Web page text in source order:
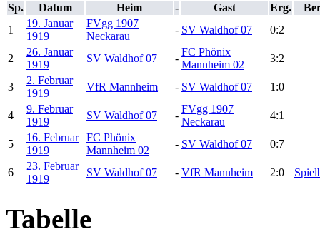
Sp. Datum Heim - Gast Erg.
1
19. Januar
1919
FVgg 1907
Neckarau
- SV Waldhof 07 0:2
2
26. Januar
1919
SV Waldhof 07 -
FC Phönix
Mannheim 02
3:2
3
2. Februar
1919
VfR Mannheim - SV Waldhof 07 1:0
4
9. Februar
1919
SV Waldhof 07 -
FVgg 1907
Neckarau
4:1
5
16. Februar
1919
FC Phönix
Mannheim 02
- SV Waldhof 07 0:7
6
23. Februar
1919
SV Waldhof 07 - VfR Mannheim 2:0
Tabelle